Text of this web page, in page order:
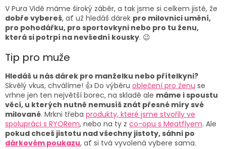
u
V Pura Vidě máme široký záběr, a tak jsme si celkem jisté, že
dobře vybereš, ať už hledáš dárek pro milovnici umění,
pro pohodářku, pro sportovkyni nebo pro tu ženu,
která si potrpí na nevšední kousky. 😉
Tip pro muže
Hledáš u nás dárek pro manželku nebo přítelkyni?
Skvělý vkus, chválíme! 👍 Do výběru oblečení pro ženu se
vrhne jen ten největší borec, na skladě ale máme i spoustu
věcí, u kterých nutně nemusíš znát přesné míry své
milované. Mrkni třeba produkty, které jsme stvořily ve
spolupráci s RYORem, nebo na ty z co-opu s Meatflyem. Ale
pokud chceš jistotu nad všechny jistoty, sáhni po
dárkovém poukazu, ať si tvá vyvolená vybere sama.